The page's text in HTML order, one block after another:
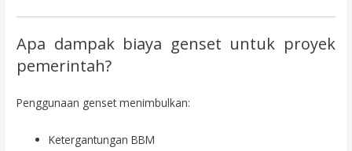
Apa dampak biaya genset untuk proyek
pemerintah?
Penggunaan genset menimbulkan:
Ketergantungan BBM